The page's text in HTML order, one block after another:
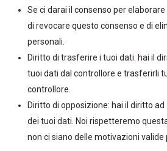
Se ci darai il consenso per
di revocare questo consenso e di
personali.
Diritto di trasferire i tuoi dati: hai il
tuoi dati dal controllore e trasferirli
controllore.
Diritto di opposizione: hai il diritto
dei tuoi dati. Noi rispetteremo
non ci siano delle motivazioni valide